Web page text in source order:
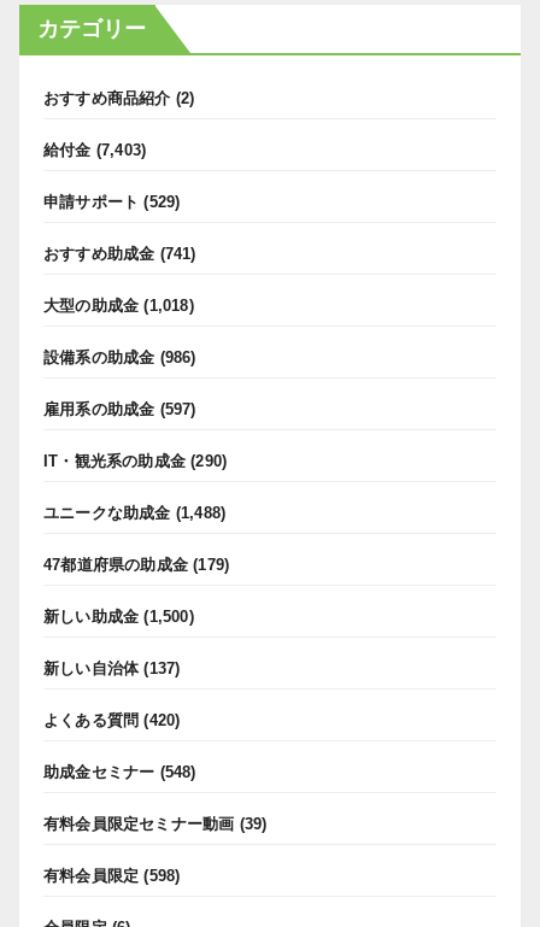
カテゴリー
おすすめ商品紹介 (2)
給付金 (7,403)
申請サポート (529)
おすすめ助成金 (741)
大型の助成金 (1,018)
設備系の助成金 (986)
雇用系の助成金 (597)
IT・観光系の助成金 (290)
ユニークな助成金 (1,488)
47都道府県の助成金 (179)
新しい助成金 (1,500)
新しい自治体(137)
よくある質問 (420)
助成金セミナー (548)
有料会員限定セミナー動画 (39)
有料会員限定 (598)